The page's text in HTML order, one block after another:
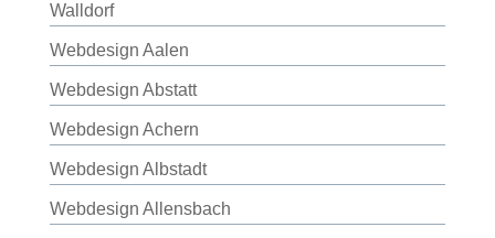
Walldorf
Webdesign Aalen
Webdesign Abstatt
Webdesign Achern
Webdesign Albstadt
Webdesign Allensbach